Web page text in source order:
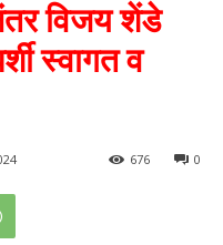
विजय शेंडे
स्वागत व
0
676